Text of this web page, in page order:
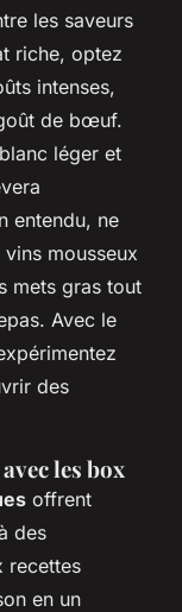
les saveurs
riche, optez
intenses,
de bœuf.
léger et
entendu, ne
mousseux
mets gras tout
Avec le
des
les box
offrent
des
recettes
en un